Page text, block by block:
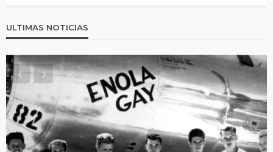
ULTIMAS NOTICIAS